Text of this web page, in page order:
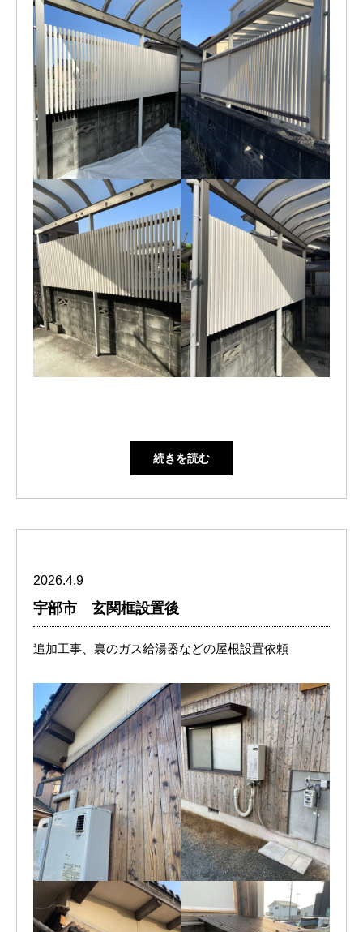
続きを読む
2026.4.9
宇部市 玄関框設置後
追加工事、裏のガス給湯器などの屋根設置依頼